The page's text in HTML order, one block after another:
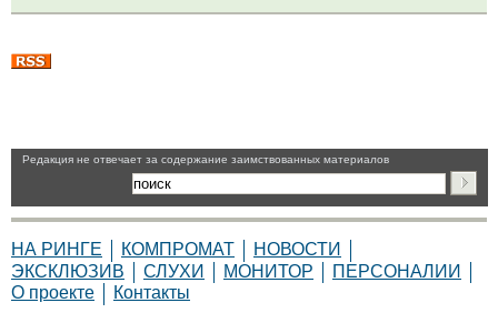
Pедакция не отвечает за содержание заимствованных материалов
НА РИНГЕ КОМПРОМАТ
НОВОСТИ
ЭКСКЛЮЗИВ
СЛУХИ МОНИТОР
ПЕРСОНАЛИИ
О проекте
Контакты